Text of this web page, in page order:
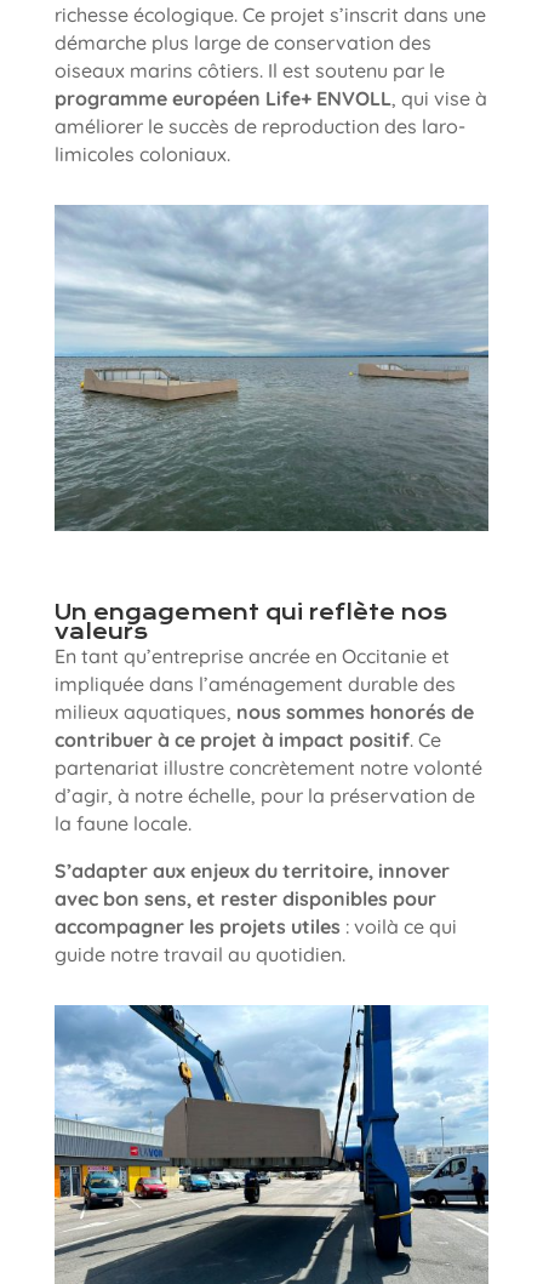
richesse écologique. Ce projet s’inscrit dans une
démarche plus large de conservation des
oiseaux marins côtiers. Il est soutenu par le
programme européen Life+ ENVOLL, qui vise à
améliorer le succès de reproduction des laro-
limicoles coloniaux.
Un engagement qui reflète nos
valeurs
En tant qu’entreprise ancrée en Occitanie et
impliquée dans l’aménagement durable des
milieux aquatiques, nous sommes honorés de
contribuer à ce projet à impact positif. Ce
partenariat illustre concrètement notre volonté
d’agir, à notre échelle, pour la préservation de
la faune locale.
S’adapter aux enjeux du territoire, innover
avec bon sens, et rester disponibles pour
accompagner les projets utiles : voilà ce qui
guide notre travail au quotidien.